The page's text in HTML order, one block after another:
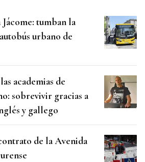
tumban la
urbano de
academias de
sobrevivir gracias a
y gallego
de la Avenida